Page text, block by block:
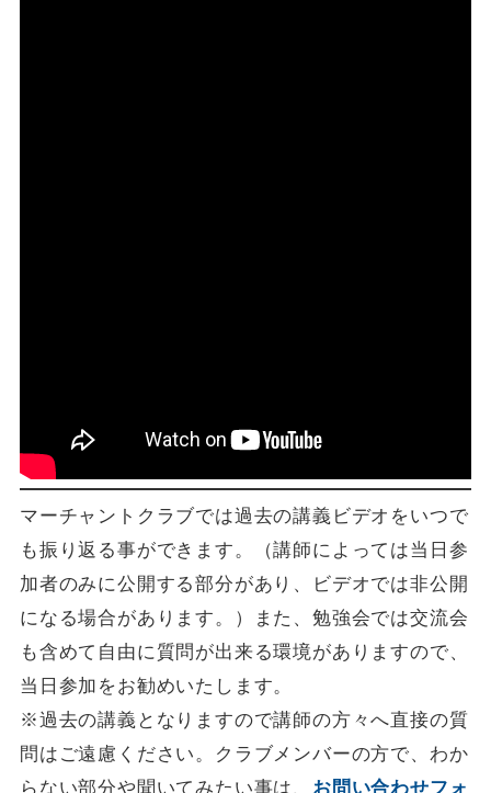
マーチャントクラブでは過去の講義ビデオをいつで
も振り返る事ができます。（講師によっては当日参
加者のみに公開する部分があり、ビデオでは非公開
になる場合があります。）また、勉強会では交流会
も含めて自由に質問が出来る環境がありますので、
当日参加をお勧めいたします。
※過去の講義となりますので講師の方々へ直接の質
問はご遠慮ください。クラブメンバーの方で、わか
らない部分や聞いてみたい事は、 お問い合わせフォ